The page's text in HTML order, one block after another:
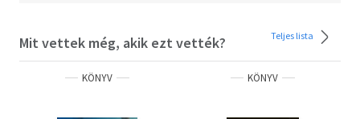
Mit vettek még, akik ezt vették? Teljes lista
KÖNYV KÖNYV